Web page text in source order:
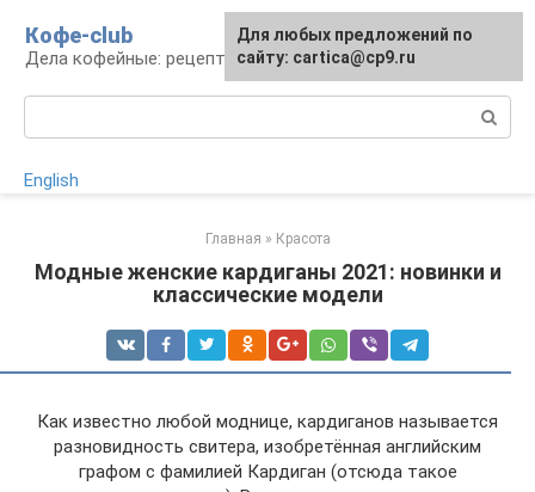
контенту
Кофе-club
Дела кофейные: рецепты и приготовление
English
Главная » Красота
Модные женские кардиганы 2021: новинки и
классические модели
Как известно любой моднице, кардиганов называется
разновидность свитера, изобретённая английским
графом с фамилией Кардиган (отсюда такое
Для любых предложений по
сайту: cartica@cp9.ru